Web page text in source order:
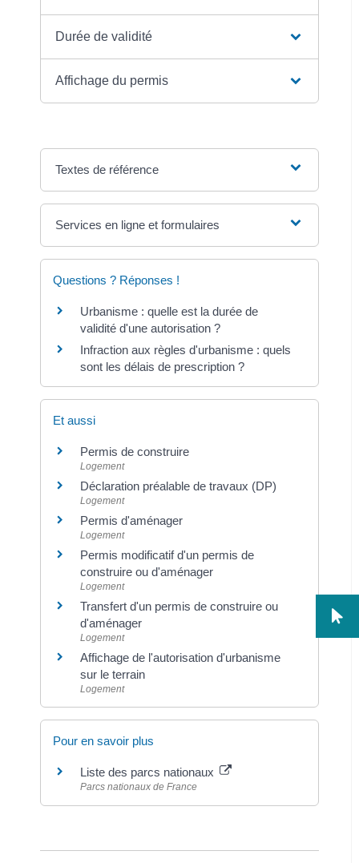
Durée de validité
Affichage du permis
Textes de référence
Services en ligne et formulaires
Questions ? Réponses !
Urbanisme : quelle est la durée de
validité d'une autorisation ?
Infraction aux règles d'urbanisme : quels
sont les délais de prescription ?
Et aussi
Permis de construire
Logement
Déclaration préalable de travaux (DP)
Logement
Permis d'aménager
Logement
Permis modificatif d'un permis de
construire ou d'aménager
Logement
Transfert d'un permis de construire ou
d'aménager
Logement
Affichage de l'autorisation d'urbanisme
sur le terrain
Logement
Pour en savoir plus
Liste des parcs nationaux
Parcs nationaux de France